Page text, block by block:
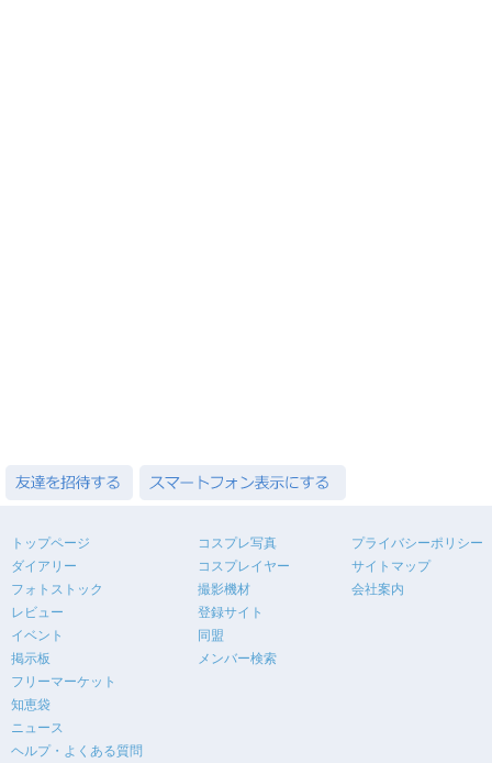
トップページ
ダイアリー
フォトストック
レビュー
イベント
掲示板
フリーマーケット
知恵袋
ニュース
ヘルプ・よくある質問
コスプレ写真
コスプレイヤー
撮影機材
登録サイト
同盟
メンバー検索
プライバシーポリシー
サイトマップ
会社案内